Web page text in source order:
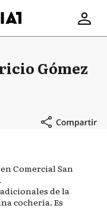
Gómez
Comercial San
de la
cochería. Es